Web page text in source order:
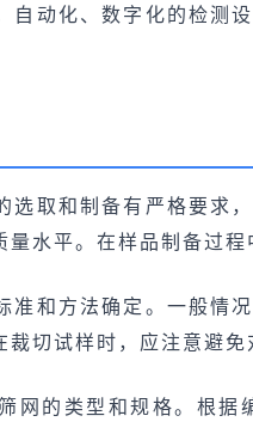
自动化、数字化的检测
选取和制备有严格要求
水平。在样品制备过
准和方法确定。一般情
切试样时，应注意避
网的类型和规格。根